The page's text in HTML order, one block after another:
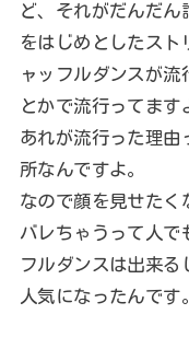
ど、それがだんだん
をはじめとしたスト
ャッフルダンスが
とかで流行ってます
あれが流行った理由
所なんですよ。
なので顔を見せたく
バレちゃうって人で
フルダンスは出来る
人気になったんです。